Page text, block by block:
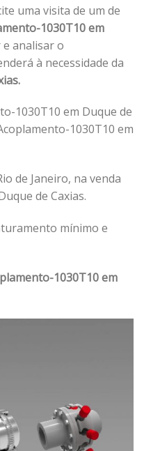
uma visita de um de
1030T10 em
analisar o
à necessidade da
1030T10 em Duque de
1030T10 em
de Janeiro, na venda
de Caxias.
mínimo e
1030T10 em